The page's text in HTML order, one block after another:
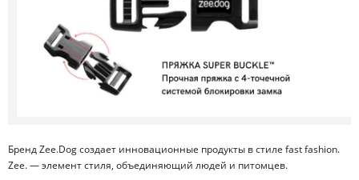
Бренд Zee.Dog создает инновационные продукты в стиле fast fashion.
Zee. — элемент стиля, объединяющий людей и питомцев.